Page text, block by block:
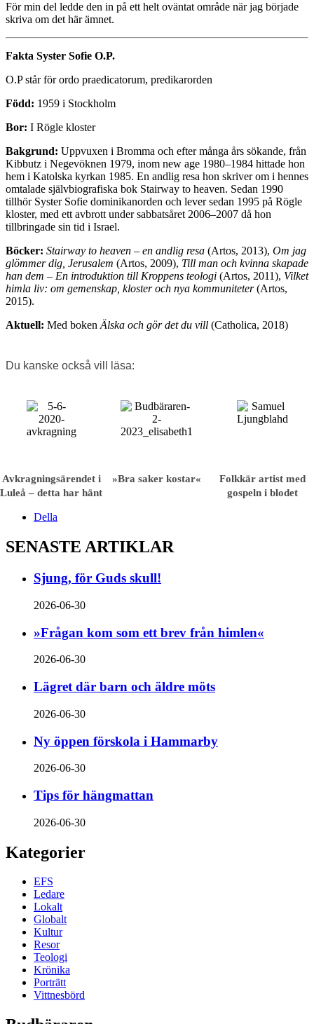
För min del ledde den in på ett helt oväntat område när jag började
skriva om det här ämnet.
Fakta Syster Sofie O.P.
O.P står för ordo praedicatorum, predikarorden
Född: 1959 i Stockholm
Bor: I Rögle kloster
Bakgrund: Uppvuxen i Bromma och efter många års sökande, från
Kibbutz i Negevöknen 1979, inom new age 1980–1984 hittade hon
hem i Katolska kyrkan 1985. En andlig resa hon skriver om i hennes
omtalade självbiografiska bok Stairway to heaven. Sedan 1990
tillhör Syster Sofie dominikanorden och lever sedan 1995 på Rögle
kloster, med ett avbrott under sabbatsåret 2006–2007 då hon
tillbringade sin tid i Israel.
Böcker: Stairway to heaven – en andlig resa (Artos, 2013), Om jag
glömmer dig, Jerusalem (Artos, 2009), Till man och kvinna skapade
han dem – En introduktion till Kroppens teologi (Artos, 2011), Vilket
himla liv: om gemenskap, kloster och nya kommuniteter(Artos,
2015).
Aktuell: Med boken Älska och gör det du vill (Catholica, 2018)
Du kanske också vill läsa:
Avkragnings­ärendet i
Luleå – detta har hänt
»Bra saker kostar«
Folkkär artist med
gospeln i blodet
Della
SENASTE ARTIKLAR
Sjung, för Guds skull!
2026-06-30
»Frågan kom som ett brev från himlen«
2026-06-30
Lägret där barn och äldre möts
2026-06-30
Ny öppen förskola i Hammarby
2026-06-30
Tips för hängmattan
2026-06-30
Kategorier
EFS
Ledare
Lokalt
Globalt
Kultur
Resor
Teologi
Krönika
Porträtt
Vittnesbörd